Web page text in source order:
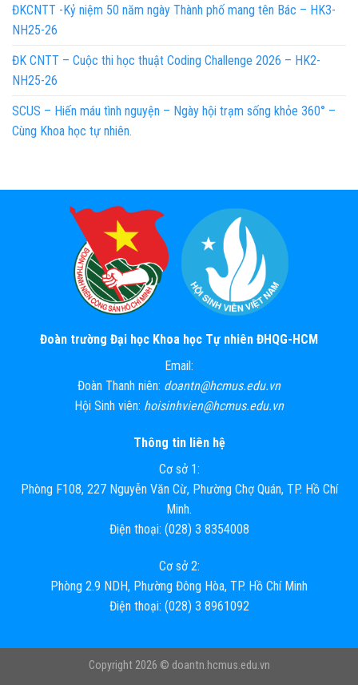
ĐKCNTT -Kỷ niệm 50 năm ngày Thành phố mang tên Bác – HK3-
NH25-26
ĐK CNTT – Cuộc thi học thuật Coding Challenge 2026 – HK2-
NH25-26
SCUS – Hiến máu tình nguyện – Ngày hội trạm sống khỏe 360° –
Cùng Khoa học tự nhiên.
Đoàn trường Đại học Khoa học Tự nhiên ĐHQG-HCM
Email:
Đoàn Thanh niên: doantn@hcmus.edu.vn
Hội Sinh viên: hoisinhvien@hcmus.edu.vn
Thông tin liên hệ
Cơ sở 1:
Phòng F108, 227 Nguyễn Văn Cừ, Phường Chợ Quán, TP. Hồ Chí
Minh.
Điện thoại: (028) 3 8354008
Cơ sở 2:
Phòng 2.9 NDH, Phường Đông Hòa, TP. Hồ Chí Minh
Điện thoại: (028) 3 8961092
Copyright 2026 © doantn.hcmus.edu.vn